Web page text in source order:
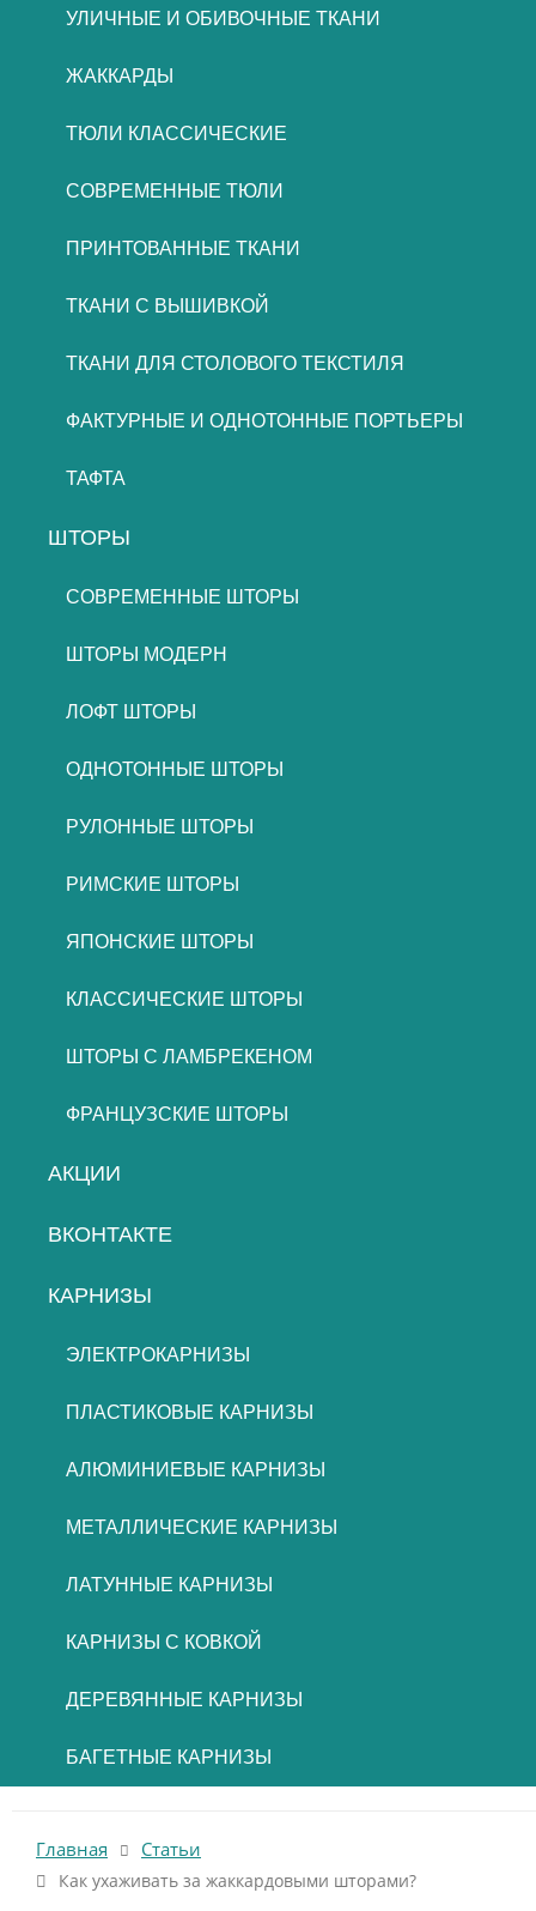
УЛИЧНЫЕ И ОБИВОЧНЫЕ ТКАНИ
ЖАККАРДЫ
ТЮЛИ КЛАССИЧЕСКИЕ
СОВРЕМЕННЫЕ ТЮЛИ
ПРИНТОВАННЫЕ ТКАНИ
ТКАНИ С ВЫШИВКОЙ
ТКАНИ ДЛЯ СТОЛОВОГО ТЕКСТИЛЯ
ФАКТУРНЫЕ И ОДНОТОННЫЕ ПОРТЬЕРЫ
ТАФТА
ШТОРЫ
СОВРЕМЕННЫЕ ШТОРЫ
ШТОРЫ МОДЕРН
ЛОФТ ШТОРЫ
ОДНОТОННЫЕ ШТОРЫ
РУЛОННЫЕ ШТОРЫ
РИМСКИЕ ШТОРЫ
ЯПОНСКИЕ ШТОРЫ
КЛАССИЧЕСКИЕ ШТОРЫ
ШТОРЫ С ЛАМБРЕКЕНОМ
ФРАНЦУЗСКИЕ ШТОРЫ
АКЦИИ
ВКОНТАКТЕ
КАРНИЗЫ
ЭЛЕКТРОКАРНИЗЫ
ПЛАСТИКОВЫЕ КАРНИЗЫ
АЛЮМИНИЕВЫЕ КАРНИЗЫ
МЕТАЛЛИЧЕСКИЕ КАРНИЗЫ
ЛАТУННЫЕ КАРНИЗЫ
КАРНИЗЫ С КОВКОЙ
ДЕРЕВЯННЫЕ КАРНИЗЫ
БАГЕТНЫЕ КАРНИЗЫ
Главная Статьи
Как ухаживать за жаккардовыми шторами?